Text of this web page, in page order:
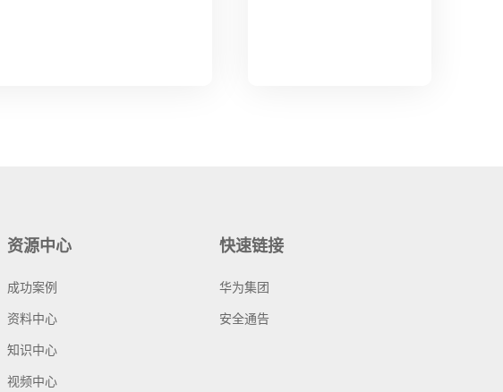
资源中心
成功案例
资料中心
知识中心
视频中心
快速链接
华为集团
安全通告